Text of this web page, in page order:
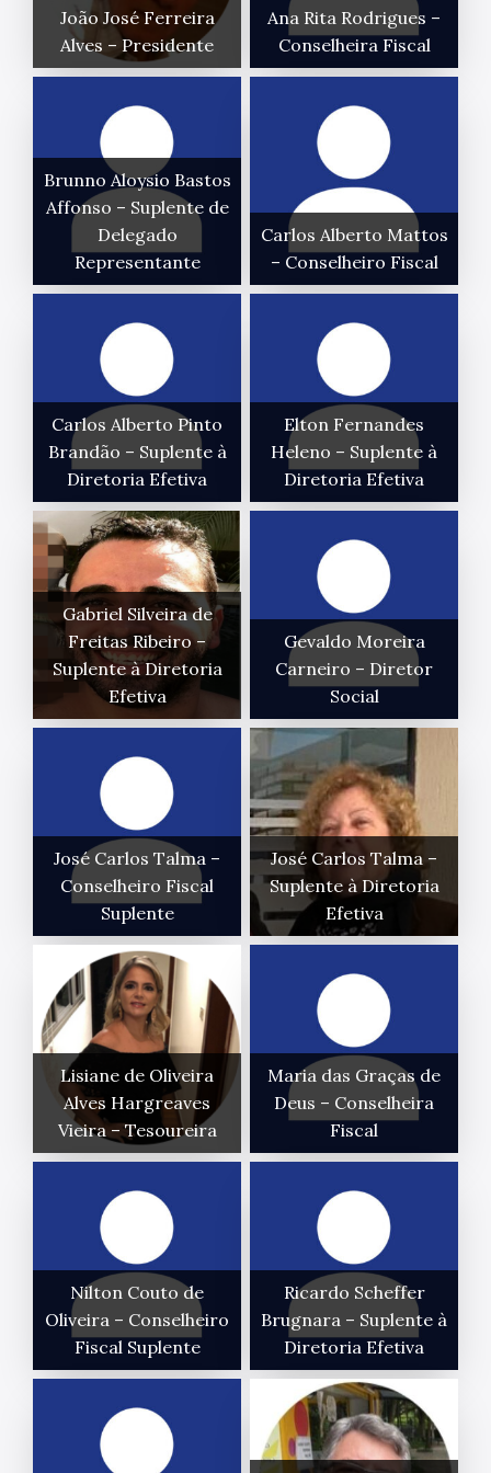
João José Ferreira
Alves – Presidente
Ana Rita Rodrigues –
Conselheira Fiscal
Brunno Aloysio Bastos
Affonso – Suplente de
Delegado
Representante
Carlos Alberto Mattos
– Conselheiro Fiscal
Carlos Alberto Pinto
Brandão – Suplente à
Diretoria Efetiva
Elton Fernandes
Heleno – Suplente à
Diretoria Efetiva
Gabriel Silveira de
Freitas Ribeiro –
Suplente à Diretoria
Efetiva
Gevaldo Moreira
Carneiro – Diretor
Social
José Carlos Talma –
Conselheiro Fiscal
Suplente
José Carlos Talma –
Suplente à Diretoria
Efetiva
Lisiane de Oliveira
Alves Hargreaves
Vieira – Tesoureira
Maria das Graças de
Deus – Conselheira
Fiscal
Nilton Couto de
Oliveira – Conselheiro
Fiscal Suplente
Ricardo Scheffer
Brugnara – Suplente à
Diretoria Efetiva